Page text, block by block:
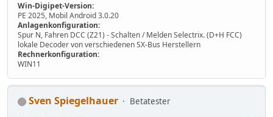
Win-Digipet-Version:
PE 2025, Mobil Android 3.0.20
Anlagenkonfiguration:
Spur N, Fahren DCC (Z21) - Schalten / Melden Selectrix. (D+H FCC)
lokale Decoder von verschiedenen SX-Bus Herstellern
Rechnerkonfiguration:
WIN11
Sven Spiegelhauer
Betatester